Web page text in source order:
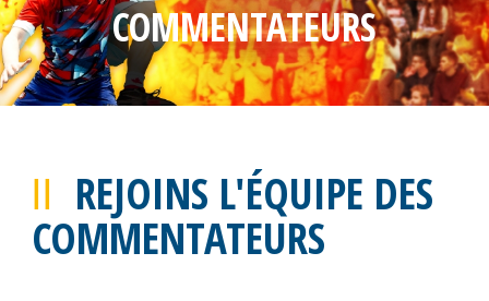
COMMENTATEURS
REJOINS L'ÉQUIPE DES
COMMENTATEURS